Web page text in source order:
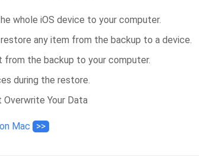
whole iOS device to your computer.
any item from the backup to a device.
from the backup to your computer.
during the restore.
Your Data
Mac >>